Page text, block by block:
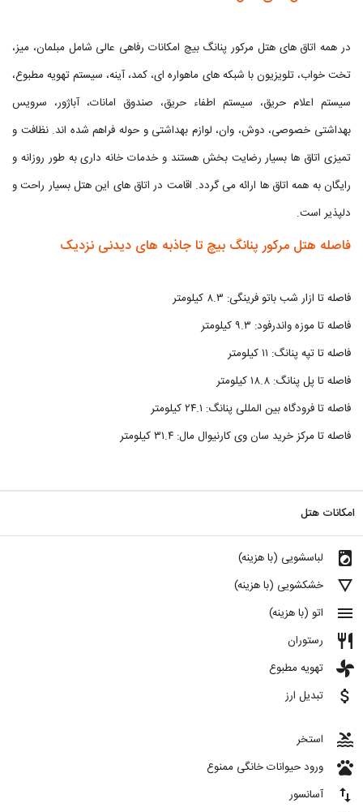
در همه اتاق های هتل مرکور پنانگ بیچ امکانات رفاهی عالی شامل مبلمان، میز،
تخت خواب، تلویزیون با شبکه های ماهواره ای، کمد، آینه، سیستم تهویه مطبوع،
سیستم اعلام حریق، سیستم اطفاء حریق، صندوق امانات، آباژور، سرویس
بهداشتی خصوصی، دوش، وان، لوازم بهداشتی و حوله فراهم شده اند. نظافت و
تمیزی اتاق ها بسیار رضایت بخش هستند و خدمات خانه داری به طور روزانه و
رایگان به همه اتاق ها ارائه می گردد. اقامت در اتاق های این هتل بسیار راحت و
دلپذیر است.
فاصله هتل مرکور پنانگ بیچ تا جاذبه های دیدنی نزدیک
فاصله تا ازار شب باتو فرینگی: ۸.۳ کیلومتر
فاصله تا موزه واندرفود: ۹.۳ کیلومتر
فاصله تا تپه پنانگ: ۱۱ کیلومتر
فاصله تا پل پنانگ: ۱۸.۸ کیلومتر
فاصله تا فرودگاه بین المللی پنانگ: ۲۴.۱ کیلومتر
فاصله تا مرکز خرید سان وی کارنیوال مال: ۳۱.۴ کیلومتر
امکانات هتل
local_laundry_service لباسشویی (با هزینه)
details خشکشویی (با هزینه)
menu اتو (با هزینه)
restaurant رستوران
toys تهویه مطبوع
attach_money تبدیل ارز
pool استخر
pets ورود حیوانات خانگی ممنوع
import_export آسانسور